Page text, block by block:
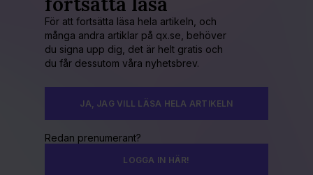
För att fortsätta läsa hela artikeln, och
många andra artiklar på qx.se, behöver
du signa upp dig, det är helt gratis och
du får dessutom våra nyhetsbrev.
JA, JAG VILL LÄSA HELA ARTIKELN
Redan prenumerant?
LOGGA IN HÄR!